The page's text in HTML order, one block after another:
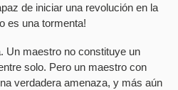
de iniciar una revolución en la
es una tormenta!
Un maestro no constituye un
solo. Pero un maestro con
verdadera amenaza, y más aún